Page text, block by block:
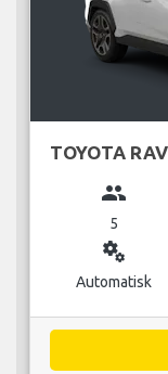
TOYOTA
group
5
miscellaneous_services
Automatisk